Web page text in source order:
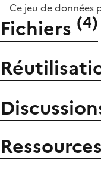
Ce jeu de
Fichiers (4)